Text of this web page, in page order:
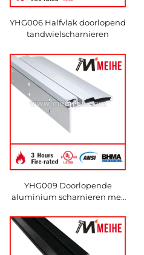
YHG006 Halfvlak doorlopend
tandwielscharnieren
YHG009 Doorlopende
aluminium scharnieren met